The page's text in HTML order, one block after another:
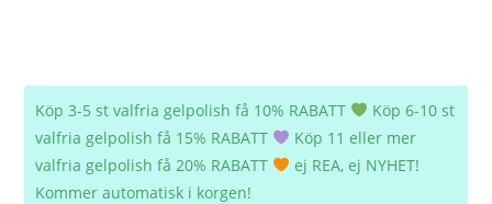
Köp 3-5 st valfria gelpolish få 10% RABATT
Köp 6-10 st
valfria gelpolish få 15% RABATT
Köp 11 eller mer
valfria gelpolish få 20% RABATT
ej REA, ej NYHET!
Kommer automatisk i korgen!